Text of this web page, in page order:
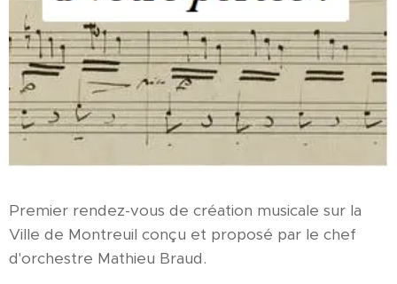
Premier rendez-vous de création musicale sur la
Ville de Montreuil conçu et proposé par le chef
d'orchestre Mathieu Braud.